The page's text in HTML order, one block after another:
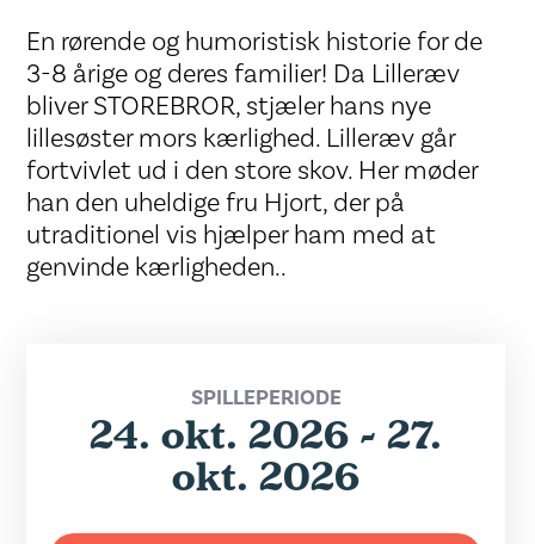
En rørende og humoristisk historie for de
3-8 årige og deres familier! Da Lilleræv
bliver STOREBROR, stjæler hans nye
lillesøster mors kærlighed. Lilleræv går
fortvivlet ud i den store skov. Her møder
han den uheldige fru Hjort, der på
utraditionel vis hjælper ham med at
genvinde kærligheden..
SPILLEPERIODE
24. okt. 2026 - 27.
okt. 2026